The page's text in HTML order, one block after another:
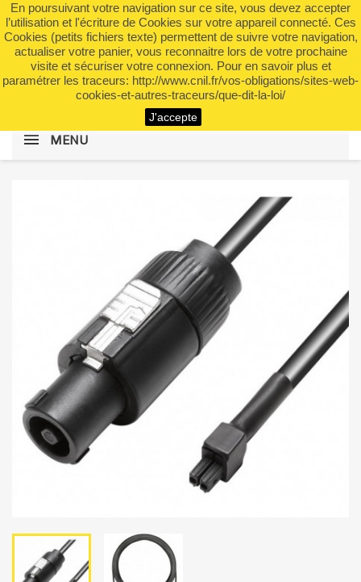
En poursuivant votre navigation sur ce site, vous devez accepter
l’utilisation et l'écriture de Cookies sur votre appareil connecté. Ces
Cookies (petits fichiers texte) permettent de suivre votre navigation,
actualiser votre panier, vous reconnaitre lors de votre prochaine
visite et sécuriser votre connexion. Pour en savoir plus et
paramétrer les traceurs: http://www.cnil.fr/vos-obligations/sites-web-
cookies-et-autres-traceurs/que-dit-la-loi/
J'accepte
 shopping_cart (0)

search
MENU